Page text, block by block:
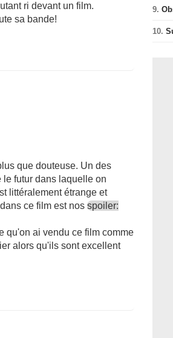
ri devant un film.
sa bande!
que douteuse. Un des
le futur dans laquelle on
littéralement étrange et
ce film est nos spoiler:
qu'on ai vendu ce film comme
alors qu'ils sont excellent
9.
10.